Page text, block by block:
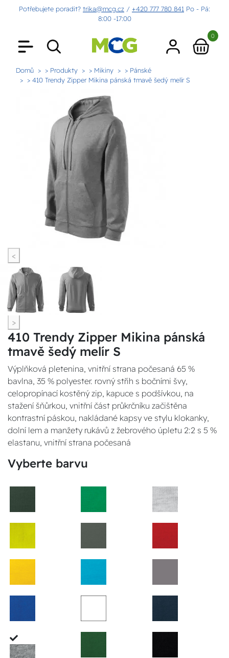
Potřebujete poradit? trika@mcg.cz / +420 777 780 841 Po - Pá:
8:00 -17:00
0
Domů > Produkty > Mikiny
> Pánské
> 410 Trendy Zipper Mikina pánská tmavě šedý melír S
<
>
410 Trendy Zipper Mikina pánská
tmavě šedý melír S
Výplňková pletenina, vnitřní strana počesaná 65 %
bavlna, 35 % polyester. rovný střih s bočními švy,
celopropínací kostěný zip, kapuce s podšívkou, na
stažení šňůrkou, vnitřní část průkrčníku začištěna
kontrastní páskou, nakládané kapsy ve stylu klokanky,
dolní lem a manžety rukávů z žebrového úpletu 2:2 s 5 %
elastanu, vnitřní strana počesaná
Vyberte barvu